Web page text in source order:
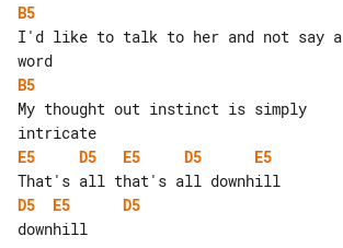
B5
I'd like to talk to her and not say a
B5
My thought out instinct is simply
E5
D5 E5 D5
E5
D5
E5
D5
downhill